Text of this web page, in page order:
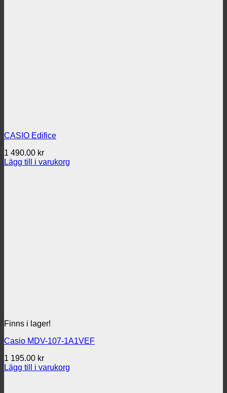
CASIO Edifice
1 490.00 kr
Lägg till i varukorg
Finns i lager!
Casio MDV-107-1A1VEF
1 195.00 kr
Lägg till i varukorg